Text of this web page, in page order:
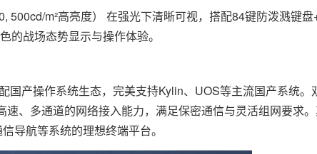
500cd/m²高亮度） 在强光下清晰可视，搭配84键防泼溅键
的战场态势显示与操作体验。
国产操作系统生态，完美支持Kylin、UOS等主流国产系统。
、多通道的网络接入能力，满足保密通信与灵活组网要求
导航等系统的理想终端平台。